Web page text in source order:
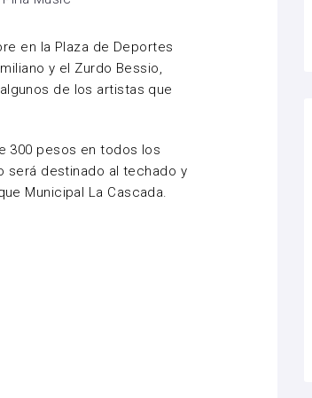
en la Plaza de Deportes
y el Zurdo Bessio,
de los artistas que
300 pesos en todos los
será destinado al techado y
Municipal La Cascada.